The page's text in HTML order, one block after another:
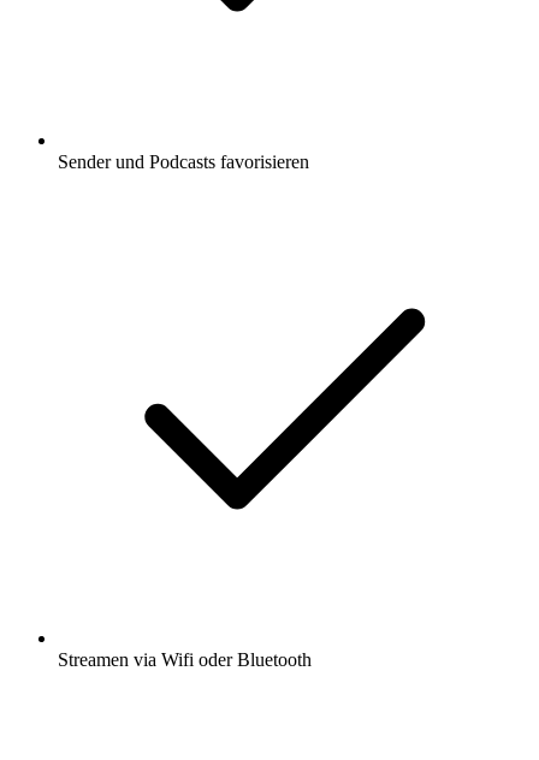
Sender und Podcasts favorisieren
Streamen via Wifi oder Bluetooth